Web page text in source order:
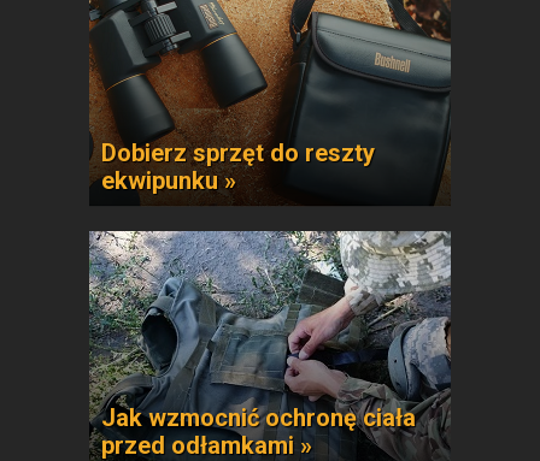
Dobierz sprzęt do reszty
ekwipunku »
Jak wzmocnić ochronę ciała
przed odłamkami »